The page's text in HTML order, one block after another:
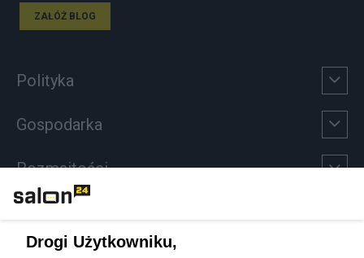
ZAŁÓŻ BLOG
Polityka
Gospodarka
Rozmaitości
Drogi Użytkowniku,